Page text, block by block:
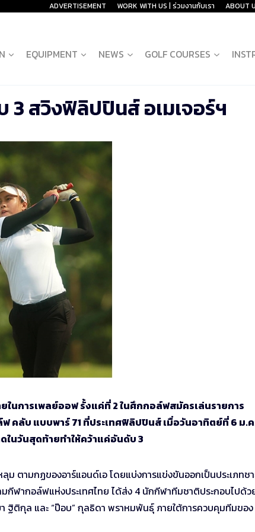
ADVERTISEMENT WORK WITH US | ร่วมงานกับเรา ABOUT
EQUIPMENT NEWS GOLF COURSES
3 สวิงฟิลิปปินส์ อเมเจอร์ฯ
นการเพลย์ออฟ รั้งแค่ที่ 2 ในศึกกอล์ฟสมัครเล่นรายการ
คลับ แบบพาร์ 71 ที่ประเทศฟิลิปปินส์ เมื่อวันอาทิตย์ที่ 6 ม.
นวันสุดท้ายทำให้คว้าแค่อันดับ 3
ตามกฏของอาร์แอนด์เอ โดยแบ่งการแข่งขันออกเป็นประเภทช
ฬากอล์ฟแห่งประเทศไทย ได้ส่ง 4 นักกีฬาทีมชาติประกอบไปด้ว
ฐิติกุล และ “ป๊อบ” กุลธิดา พราหมพันธุ์ ภายใต้การควบคุมทีมขอ